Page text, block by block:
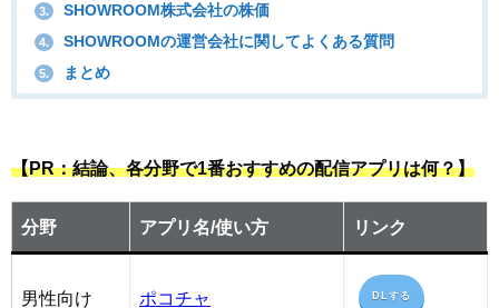
3. SHOWROOM株式会社の株価
4. SHOWROOMの運営会社に関してよくある質問
5. まとめ
【PR：結論、各分野で1番おすすめの配信アプリは何？】
分野 アプリ名/使い方 リンク
男性向け ポコチャ DLする